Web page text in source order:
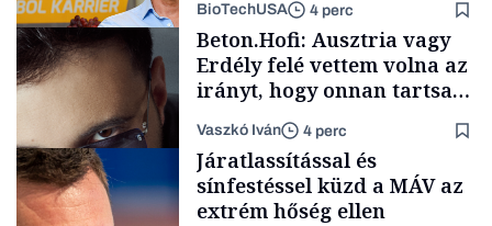
Politika
Content Lab HUB
BioTechUSA 4 perc
Beton.Hofi: Ausztria vagy
Erdély felé vettem volna az
irányt, hogy onnan tartsam
lélegeztetőgépen a magyar
zenét
Vaszkó Iván 4 perc
Járatlassítással és
sínfestéssel küzd a MÁV az
extrém hőség ellen